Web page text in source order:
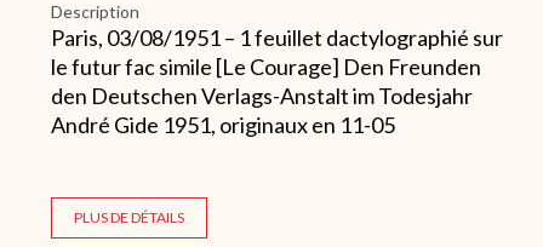
Description
Paris, 03/08/1951 – 1 feuillet dactylographié sur
le futur fac simile [Le Courage] Den Freunden
den Deutschen Verlags-Anstalt im Todesjahr
André Gide 1951, originaux en 11-05
PLUS DE DÉTAILS